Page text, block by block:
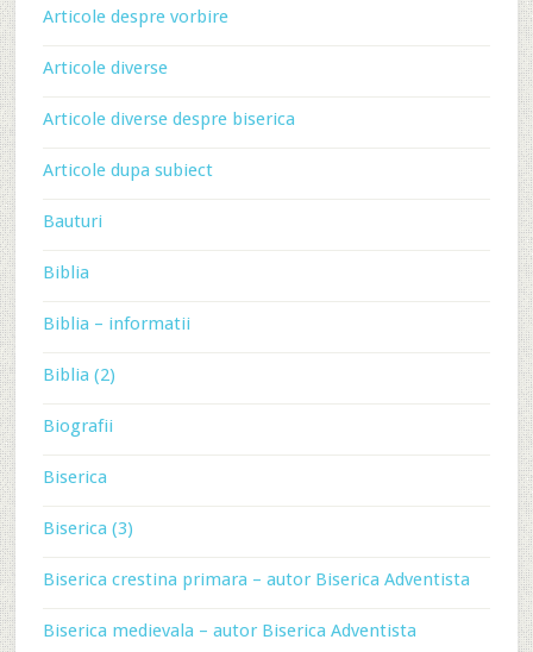
Articole despre vorbire
Articole diverse
Articole diverse despre biserica
Articole dupa subiect
Bauturi
Biblia
Biblia – informatii
Biblia (2)
Biografii
Biserica
Biserica (3)
Biserica crestina primara – autor Biserica Adventista
Biserica medievala – autor Biserica Adventista